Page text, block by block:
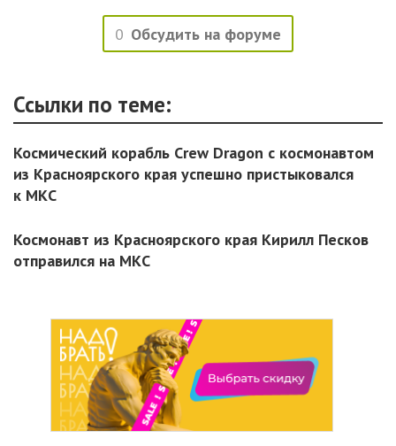
0 Обсудить на форуме
Ссылки по теме:
Космический корабль Crew Dragon с космонавтом
из Красноярского края успешно пристыковался
к МКС
Космонавт из Красноярского края Кирилл Песков
отправился на МКС